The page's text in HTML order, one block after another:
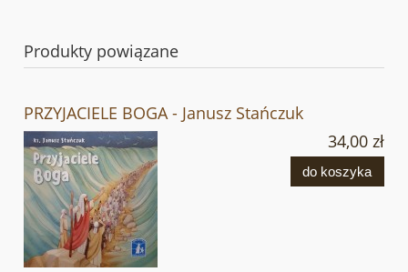
Produkty powiązane
PRZYJACIELE BOGA - Janusz Stańczuk
34,00 zł
do koszyka